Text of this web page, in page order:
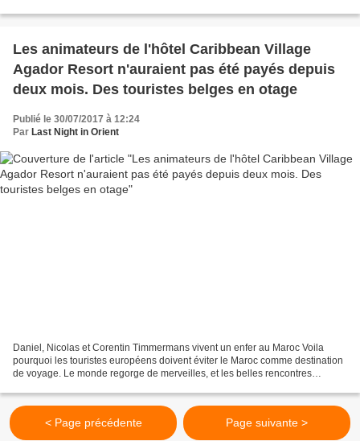
Les animateurs de l'hôtel Caribbean Village
Agador Resort n'auraient pas été payés depuis
deux mois. Des touristes belges en otage
Publié le 30/07/2017 à 12:24
Par Last Night in Orient
Daniel, Nicolas et Corentin Timmermans vivent un enfer au Maroc Voila
pourquoi les touristes européens doivent éviter le Maroc comme destination
de voyage. Le monde regorge de merveilles, et les belles rencontres
< Page précédente Page suivante >